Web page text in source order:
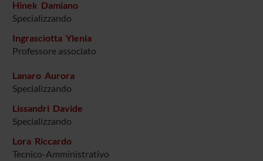
Hinek Damiano
Specializzando
Ingrasciotta Ylenia
Professore associato
Lanaro Aurora
Specializzando
Lissandri Davide
Specializzando
Lora Riccardo
Tecnico-Amministrativo